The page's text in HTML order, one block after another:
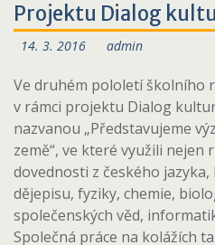
Projektu Dialog
14. 3. 2016 admin
Ve druhém pololetí školního
v rámci projektu Dialog
nazvanou „Představujeme
země“, ve které využili nejen
dovednosti z českého
dějepisu, fyziky, chemie,
společenských věd,
Společná práce na kolážích